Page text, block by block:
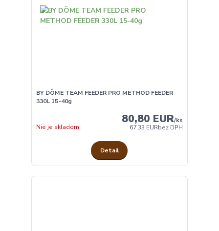
BY DÖME TEAM FEEDER PRO METHOD FEEDER
330L 15-40g
80,80 EUR/ks
67,33 EURbez DPH
Nie je skladom
Detail